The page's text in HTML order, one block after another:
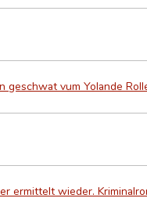
geschwat vum Yolande
ermittelt wieder.